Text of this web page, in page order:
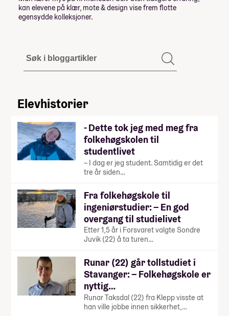
kan elevene på klær, mote & design vise frem flotte
egensydde kolleksjoner.
Elevhistorier
- Dette tok jeg med meg fra
folkehøgskolen til
studentlivet
– I dag er jeg student. Samtidig er det
tre år siden…
Fra folkehøgskole til
ingeniørstudier: – En god
overgang til studielivet
Etter 1,5 år i Forsvaret valgte Sondre
Juvik (22) å ta turen…
Runar (22) går tollstudiet i
Stavanger: – Folkehøgskole er
nyttig…
Runar Taksdal (22) fra Klepp visste at
han ville jobbe innen sikkerhet,…